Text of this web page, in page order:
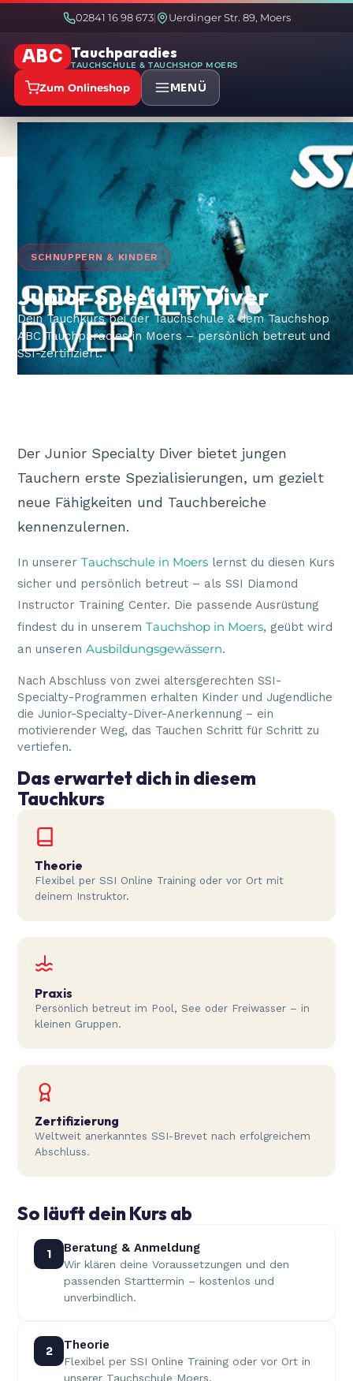
02841 16 98 673| Uerdinger Str. 89, Moers
ABC Tauchparadies
TAUCHSCHULE & TAUCHSHOP MOERS
Zum Onlineshop MENÜ
Junior Specialty Diver
SCHNUPPERN & KINDER
Junior Specialty Diver
Dein Tauchkurs bei der Tauchschule & dem Tauchshop
ABC Tauchparadies in Moers – persönlich betreut und
SSI-zertifiziert.
Der Junior Specialty Diver bietet jungen
Tauchern erste Spezialisierungen, um gezielt
neue Fähigkeiten und Tauchbereiche
kennenzulernen.
In unsererTauchschule in Moers lernst du diesen Kurs
sicher und persönlich betreut – als SSI Diamond
Instructor Training Center. Die passende Ausrüstung
findest du in unseremTauchshop in Moers, geübt wird
an unserenAusbildungsgewässern.
Nach Abschluss von zwei altersgerechten SSI-
Specialty-Programmen erhalten Kinder und Jugendliche
die Junior-Specialty-Diver-Anerkennung – ein
motivierender Weg, das Tauchen Schritt für Schritt zu
vertiefen.
Das erwartet dich in diesem
Tauchkurs
Theorie
Flexibel per SSI Online Training oder vor Ort mit
deinem Instruktor.
Praxis
Persönlich betreut im Pool, See oder Freiwasser – in
kleinen Gruppen.
Zertifizierung
Weltweit anerkanntes SSI-Brevet nach erfolgreichem
Abschluss.
So läuft dein Kurs ab
1 Beratung & Anmeldung
Wir klären deine Voraussetzungen und den
passenden Starttermin – kostenlos und
unverbindlich.
2 Theorie
Flexibel per SSI Online Training oder vor Ort in
unserer Tauchschule Moers.